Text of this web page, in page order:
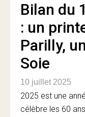
Bilan du
: un
Parilly,
Soie
10 juillet 2025
2025 est une
célèbre les 60